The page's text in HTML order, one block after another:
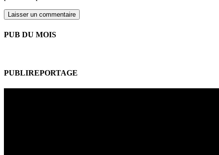
PUB DU MOIS
PUBLIREPORTAGE